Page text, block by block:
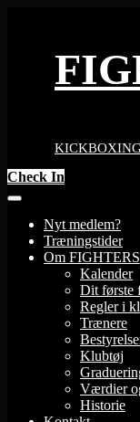
Check In
Nyt medlem?
Træningstider
Om FIGHTERS
Kalender
Dit første
Regler i
Trænere
Klubtøj
Værdier
Historie